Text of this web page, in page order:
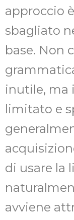
approccio
sbagliato
base. Non
inutile, ma
limitato e
di usare la
avviene